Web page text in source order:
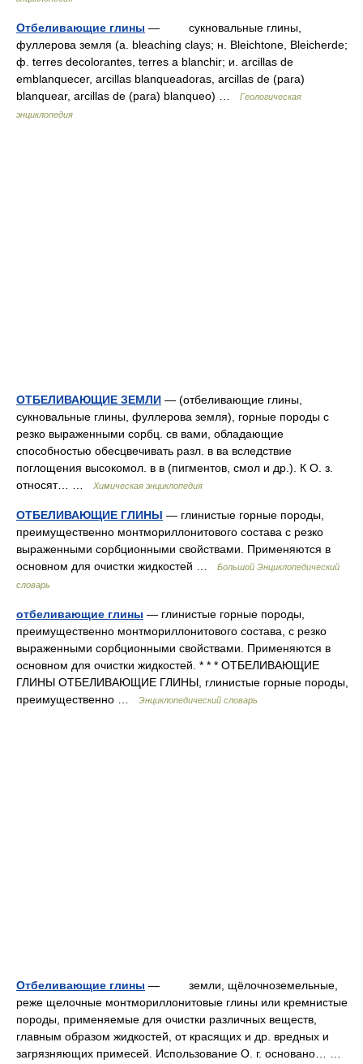
Отбеливающие глины — сукновальные глины,
фуллерова земля (a. bleaching clays; н. Bleichtone, Bleicherde;
ф. terres decolorantes, terres а blanchir; и. arcillas de
emblanquecer, arcillas blanqueadoras, arcillas de (para)
blanquear, arcillas de (para) blanqueo) …
Геологическая
энциклопедия
ОТБЕЛИВАЮЩИЕ ЗЕМЛИ — (отбеливающие глины,
сукновальные глины, фуллерова земля), горные породы с
резко выраженными сорбц. св вами, обладающие
способностью обесцвечивать разл. в ва вследствие
поглощения высокомол. в в (пигментов, смол и др.). К О. з.
относят… …
Химическая энциклопедия
ОТБЕЛИВАЮЩИЕ ГЛИНЫ — глинистые горные породы,
преимущественно монтмориллонитового состава с резко
выраженными сорбционными свойствами. Применяются в
основном для очистки жидкостей …
Большой Энциклопедический
словарь
отбеливающие глины — глинистые горные породы,
преимущественно монтмориллонитового состава, с резко
выраженными сорбционными свойствами. Применяются в
основном для очистки жидкостей. * * * ОТБЕЛИВАЮЩИЕ
ГЛИНЫ ОТБЕЛИВАЮЩИЕ ГЛИНЫ, глинистые горные породы,
преимущественно …
Энциклопедический словарь
Отбеливающие глины — земли, щёлочноземельные,
реже щелочные монтмориллонитовые глины или кремнистые
породы, применяемые для очистки различных веществ,
главным образом жидкостей, от красящих и др. вредных и
загрязняющих примесей. Использование О. г. основано… …